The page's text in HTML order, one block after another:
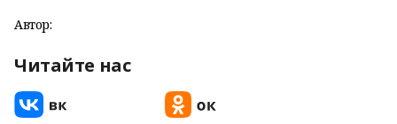
Автор:
Читайте нас